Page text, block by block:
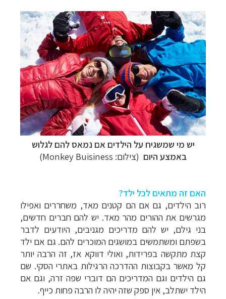
יש מי שמשגיח על הילדים אם נמאס להם לגלוש
באמצע היום (צילום: Monkey Buisiness)
האם זה מתאים לכל ילד?
רוב הילדים, גם אם הם קטנים מאד, משחררים ואפילו
מגרשים את ההורים מהר מאד. יש להם חברים חדשים,
בני גילם, יש להם מדריכים מגניבים, היודעים לדבר
בשפתם ומשתמשים במושגים המוכרים להם. גם אם ילד
קצת מתקשה בפרידות, ואולי דווקא אז, זה הרבה יותר
קל מאשר בקבוצות ההדרכה הרגילות באתרי הסקי. שם
גם הילדים וגם המדריכים הם דוברי שפה זרה, וגם אם
הילד ישתלב, אין ספק שזה יהיה לו הרבה פחות כייף.